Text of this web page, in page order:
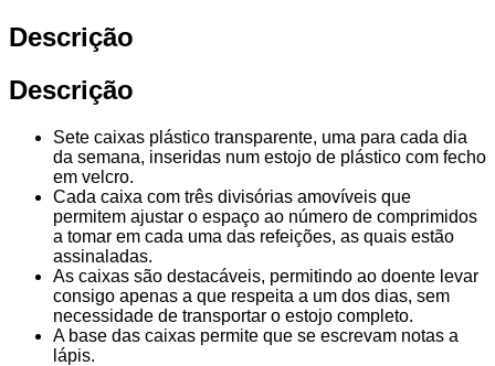
Descrição
Descrição
Sete caixas plástico transparente, uma para cada dia
da semana, inseridas num estojo de plástico com fecho
em velcro.
Cada caixa com três divisórias amovíveis que
permitem ajustar o espaço ao número de comprimidos
a tomar em cada uma das refeições, as quais estão
assinaladas.
As caixas são destacáveis, permitindo ao doente levar
consigo apenas a que respeita a um dos dias, sem
necessidade de transportar o estojo completo.
A base das caixas permite que se escrevam notas a
lápis.